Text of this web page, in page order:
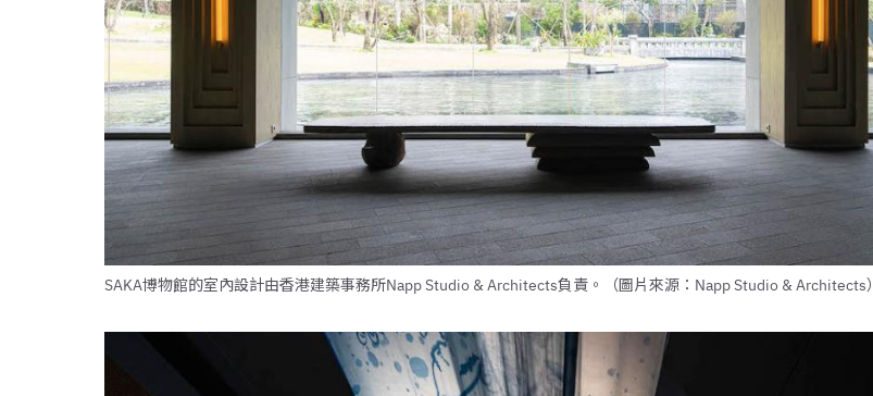
SAKA博物館的室內設計由香港建築事務所Napp Studio & Architects負責。（圖片來源：Napp Studio & Architects）